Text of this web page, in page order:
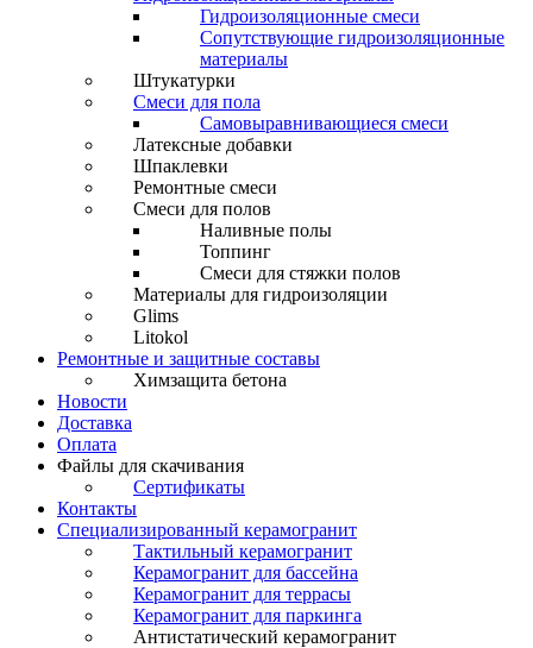
Гидроизоляционные смеси
Сопутствующие гидроизоляционные
материалы
Штукатурки
Смеси для пола
Самовыравнивающиеся смеси
Латексные добавки
Шпаклевки
Ремонтные смеси
Смеси для полов
Наливные полы
Топпинг
Смеси для стяжки полов
Материалы для гидроизоляции
Glims
Litokol
Ремонтные и защитные составы
Химзащита бетона
Новости
Доставка
Оплата
Файлы для скачивания
Сертификаты
Контакты
Специализированный керамогранит
Тактильный керамогранит
Керамогранит для бассейна
Керамогранит для террасы
Керамогранит для паркинга
Антистатический керамогранит